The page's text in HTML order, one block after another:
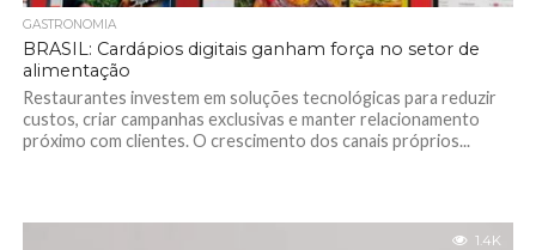
GASTRONOMIA
BRASIL: Cardápios digitais ganham força no setor de
alimentação
Restaurantes investem em soluções tecnológicas para reduzir
custos, criar campanhas exclusivas e manter relacionamento
próximo com clientes. O crescimento dos canais próprios...
1.4K